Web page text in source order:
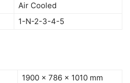
Air Cooled
1-N-2-3-4-5
1900 x 786 x 1010 mm